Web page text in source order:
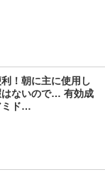
ラム
SHISEIDO
！朝に主に使用し
はないので… 有効成
ミド…